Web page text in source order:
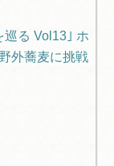
巡る Vol13｣ ホ
外蕎麦に挑戦